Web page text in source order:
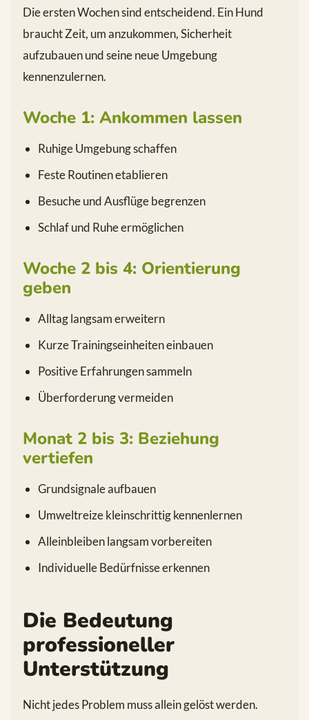
Die ersten Wochen sind entscheidend. Ein Hund
braucht Zeit, um anzukommen, Sicherheit
aufzubauen und seine neue Umgebung
kennenzulernen.
Woche 1: Ankommen lassen
Ruhige Umgebung schaffen
Feste Routinen etablieren
Besuche und Ausflüge begrenzen
Schlaf und Ruhe ermöglichen
Woche 2 bis 4: Orientierung
geben
Alltag langsam erweitern
Kurze Trainingseinheiten einbauen
Positive Erfahrungen sammeln
Überforderung vermeiden
Monat 2 bis 3: Beziehung
vertiefen
Grundsignale aufbauen
Umweltreize kleinschrittig kennenlernen
Alleinbleiben langsam vorbereiten
Individuelle Bedürfnisse erkennen
Die Bedeutung
professioneller
Unterstützung
Nicht jedes Problem muss allein gelöst werden.